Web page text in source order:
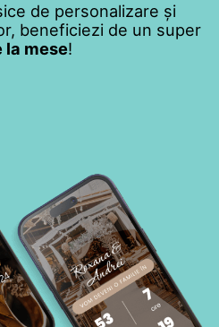
de personalizare și
beneficiezi de un super
la mese!